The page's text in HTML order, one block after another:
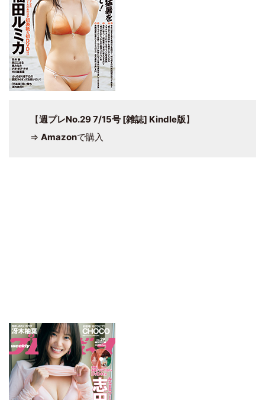
【週プレNo.29 7/15号 [雑誌] Kindle版】
⇒ Amazonで購入